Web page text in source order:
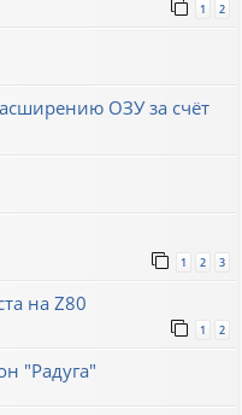
1 2
ОЗУ за счёт
1 2 3
на Z80
1 2
"Радуга"